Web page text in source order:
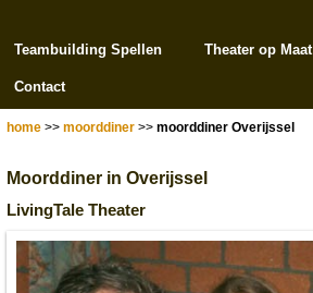
Teambuilding Spellen Theater op Maat
Contact
home >> moorddiner >> moorddiner Overijssel
Moorddiner in Overijssel
LivingTale Theater